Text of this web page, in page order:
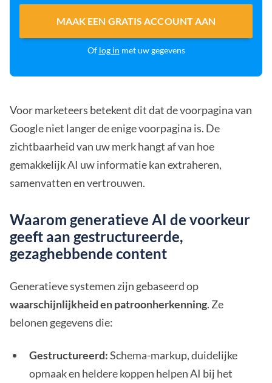
MAAK EEN GRATIS ACCOUNT AAN
Of log in met uw gegevens
Voor marketeers betekent dit dat de voorpagina van
Google niet langer de enige voorpagina is. De
zichtbaarheid van uw merk hangt af van hoe
gemakkelijk AI uw informatie kan extraheren,
samenvatten en vertrouwen.
Waarom generatieve AI de voorkeur
geeft aan gestructureerde,
gezaghebbende content
Generatieve systemen zijn gebaseerd op
waarschijnlijkheid en patroonherkenning. Ze
belonen gegevens die:
Gestructureerd:Schema-markup, duidelijke
opmaak en heldere koppen helpen AI bij het